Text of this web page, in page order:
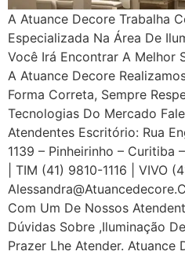
A Atuance Decore Trabalha
Especializada Na Área De
Você Irá Encontrar A Melhor
A Atuance Decore
Forma Correta, Sempre
Tecnologias Do Mercado
Atendentes Escritório: Rua
1139 – Pinheirinho – Curitiba
| TIM (41) 9810-1116 | VIVO
Com Um De Nossos
Dúvidas Sobre ,iluminação
Prazer Lhe Atender. Atuance